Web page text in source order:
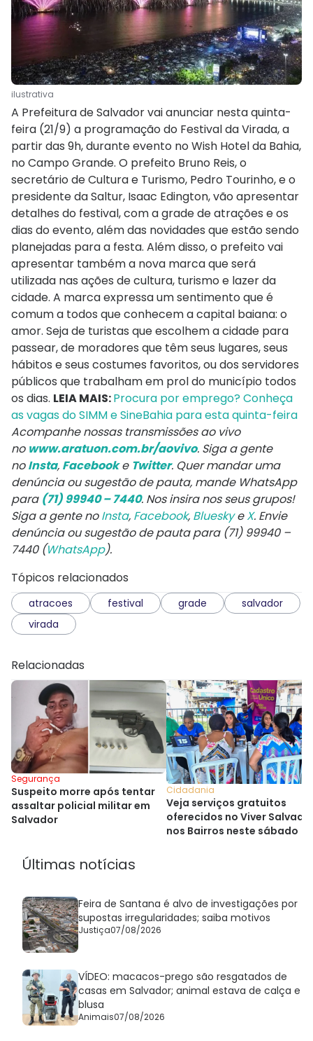
ilustrativa
A Prefeitura de Salvador vai anunciar nesta quinta-
feira (21/9) a programação do Festival da Virada, a
partir das 9h, durante evento no Wish Hotel da Bahia,
no Campo Grande. O prefeito Bruno Reis, o
secretário de Cultura e Turismo, Pedro Tourinho, e o
presidente da Saltur, Isaac Edington, vão apresentar
detalhes do festival, com a grade de atrações e os
dias do evento, além das novidades que estão sendo
planejadas para a festa. Além disso, o prefeito vai
apresentar também a nova marca que será
utilizada nas ações de cultura, turismo e lazer da
cidade. A marca expressa um sentimento que é
comum a todos que conhecem a capital baiana: o
amor. Seja de turistas que escolhem a cidade para
passear, de moradores que têm seus lugares, seus
hábitos e seus costumes favoritos, ou dos servidores
públicos que trabalham em prol do município todos
os dias. LEIA MAIS:Procura por emprego? Conheça
as vagas do SIMM e SineBahia para esta quinta-feira
Acompanhe nossas transmissões ao vivo
no www.aratuon.com.br/aovivo. Siga a gente
noInsta, Facebooke Twitter. Quer mandar uma
denúncia ou sugestão de pauta, mande WhatsApp
para (71) 99940 – 7440. Nos insira nos seus grupos!
Siga a gente noInsta, Facebook, BlueskyeX. Envie
denúncia ou sugestão de pauta para (71) 99940 –
7440 (WhatsApp).
Tópicos relacionados
atracoes festival grade
salvador
virada
Relacionadas
Segurança
Suspeito morre após tentar
assaltar policial militar em
Salvador
Cidadania
Veja serviços gratuitos
oferecidos no Viver
nos Bairros neste sábado
Últimas notícias
Feira de Santana é alvo de investigações por
supostas irregularidades; saiba motivos
Justiça07/08/2026
VÍDEO: macacos-prego são resgatados de
casas em Salvador; animal estava de calça e
blusa
Animais07/08/2026